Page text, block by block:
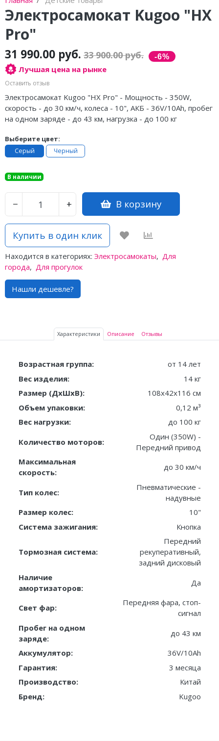
Электросамокат Kugoo "HX
Pro"
31 990.00 руб. 33 900.00 руб.
Лучшая цена на рынке
Оставить отзыв
Электросамокат Kugoo "HX Pro" - Мощность - 350W,
скорость - до 30 км/ч, колеса - 10", АКБ - 36V/10Ah, пробег
на одном заряде - до 43 км, нагрузка - до 100 кг
Выберите цвет:
Серый Черный
В наличии
− + В корзину
Купить в один клик
Находится в категориях: Электросамокаты, Для
города, Для прогулок
Нашли дешевле?
Характеристики Описание Отзывы
Возрастная группа:
от 14 лет
Вес изделия:
14 кг
Размер (ДxШxВ):
108х42х116 см
Объем упаковки:
0,12 м³
Вес нагрузки:
до 100 кг
Количество моторов:
Один (350W) -
Передний привод
Максимальная
скорость:
до 30 км/ч
Тип колес:
Пневматические -
надувные
Размер колес:
10"
Система зажигания:
Кнопка
Тормозная система:
Передний
рекуперативный,
задний дисковый
Наличие
амортизаторов:
Да
Свет фар:
Передняя фара, стоп-
сигнал
Пробег на одном
заряде:
до 43 км
Аккумулятор:
36V/10Ah
Гарантия:
3 месяца
Производство:
Китай
Бренд:
Kugoo